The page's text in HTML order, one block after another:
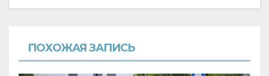
ПОХОЖАЯ ЗАПИСЬ